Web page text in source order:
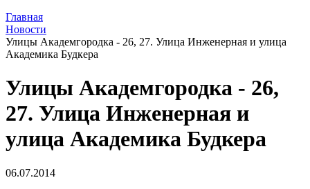
Главная
Новости
Улицы Академгородка - 26, 27. Улица Инженерная и улица
Академика Будкера
Улицы Академгородка - 26,
27. Улица Инженерная и
улица Академика Будкера
06.07.2014